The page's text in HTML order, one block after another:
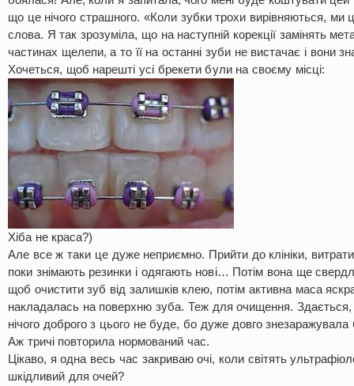
що це нічого страшного. «Коли зубки трохи вирівняються, ми
слова. Я так зрозуміла, що на наступній корекції замінять
частинах щелепи, а то її на останні зуби не вистачає і вони
Хочеться, щоб нарешті усі брекети були на своєму місці:
Хіба не краса?)
Але все ж таки це дуже неприємно. Прийти до клініки,
поки знімають резинки і одягають нові… Потім вона ще
щоб очистити зуб від залишків клею, потім активна маса
накладалась на поверхню зуба. Теж для очищення.
нічого доброго з цього не буде, бо дуже довго
Аж тричі повторила нормований час.
Цікаво, я одна весь час закриваю очі, коли світять
шкідливий для очей?